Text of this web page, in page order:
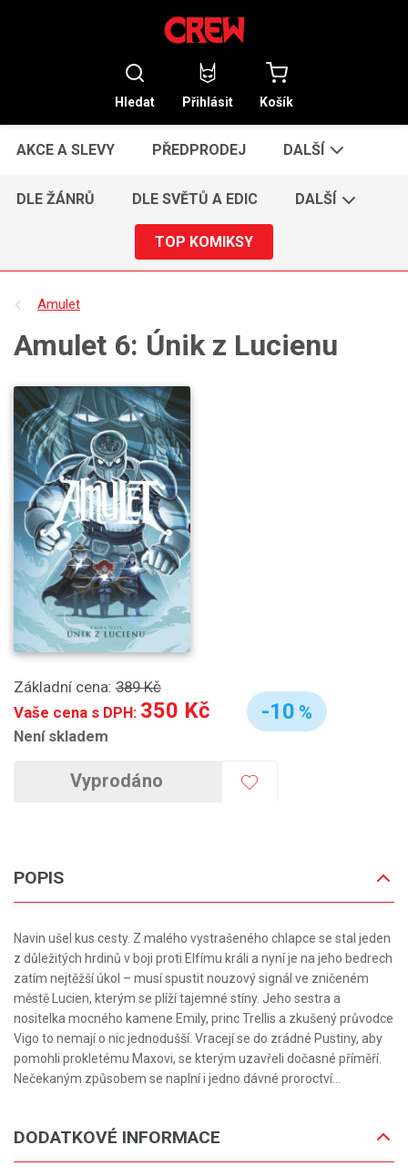
Hledat Přihlásit Košík
AKCE A SLEVY PŘEDPRODEJ DALŠÍ
DLE ŽÁNRŮ DLE SVĚTŮ A EDIC DALŠÍ
TOP KOMIKSY
Amulet
Amulet 6: Únik z Lucienu
Základní cena: 389 Kč
Vaše cena s DPH: 350 Kč
Není skladem
-10 %
Vyprodáno
POPIS
Navin ušel kus cesty. Z malého vystrašeného chlapce se stal jeden
z důležitých hrdinů v boji proti Elfímu králi a nyní je na jeho bedrech
zatím nejtěžší úkol – musí spustit nouzový signál ve zničeném
městě Lucien, kterým se plíží tajemné stíny. Jeho sestra a
nositelka mocného kamene Emily, princ Trellis a zkušený průvodce
Vigo to nemají o nic jednodušší. Vracejí se do zrádné Pustiny, aby
pomohli prokletému Maxovi, se kterým uzavřeli dočasné příměří.
Nečekaným způsobem se naplní i jedno dávné proroctví…
DODATKOVÉ INFORMACE